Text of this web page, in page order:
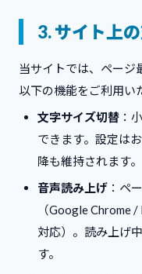
3. サイト上
当サイトでは、ページ
以下の機能をご利用い
文字サイズ切替 ：
できます。設定は
降も維持されます。
音声読み上げ ：ペ
（Google Chrome
対応）。読み上げ
す。